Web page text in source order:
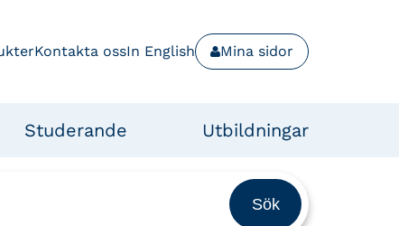
Kontakta ossIn English Mina sidor
Studerande Utbildningar